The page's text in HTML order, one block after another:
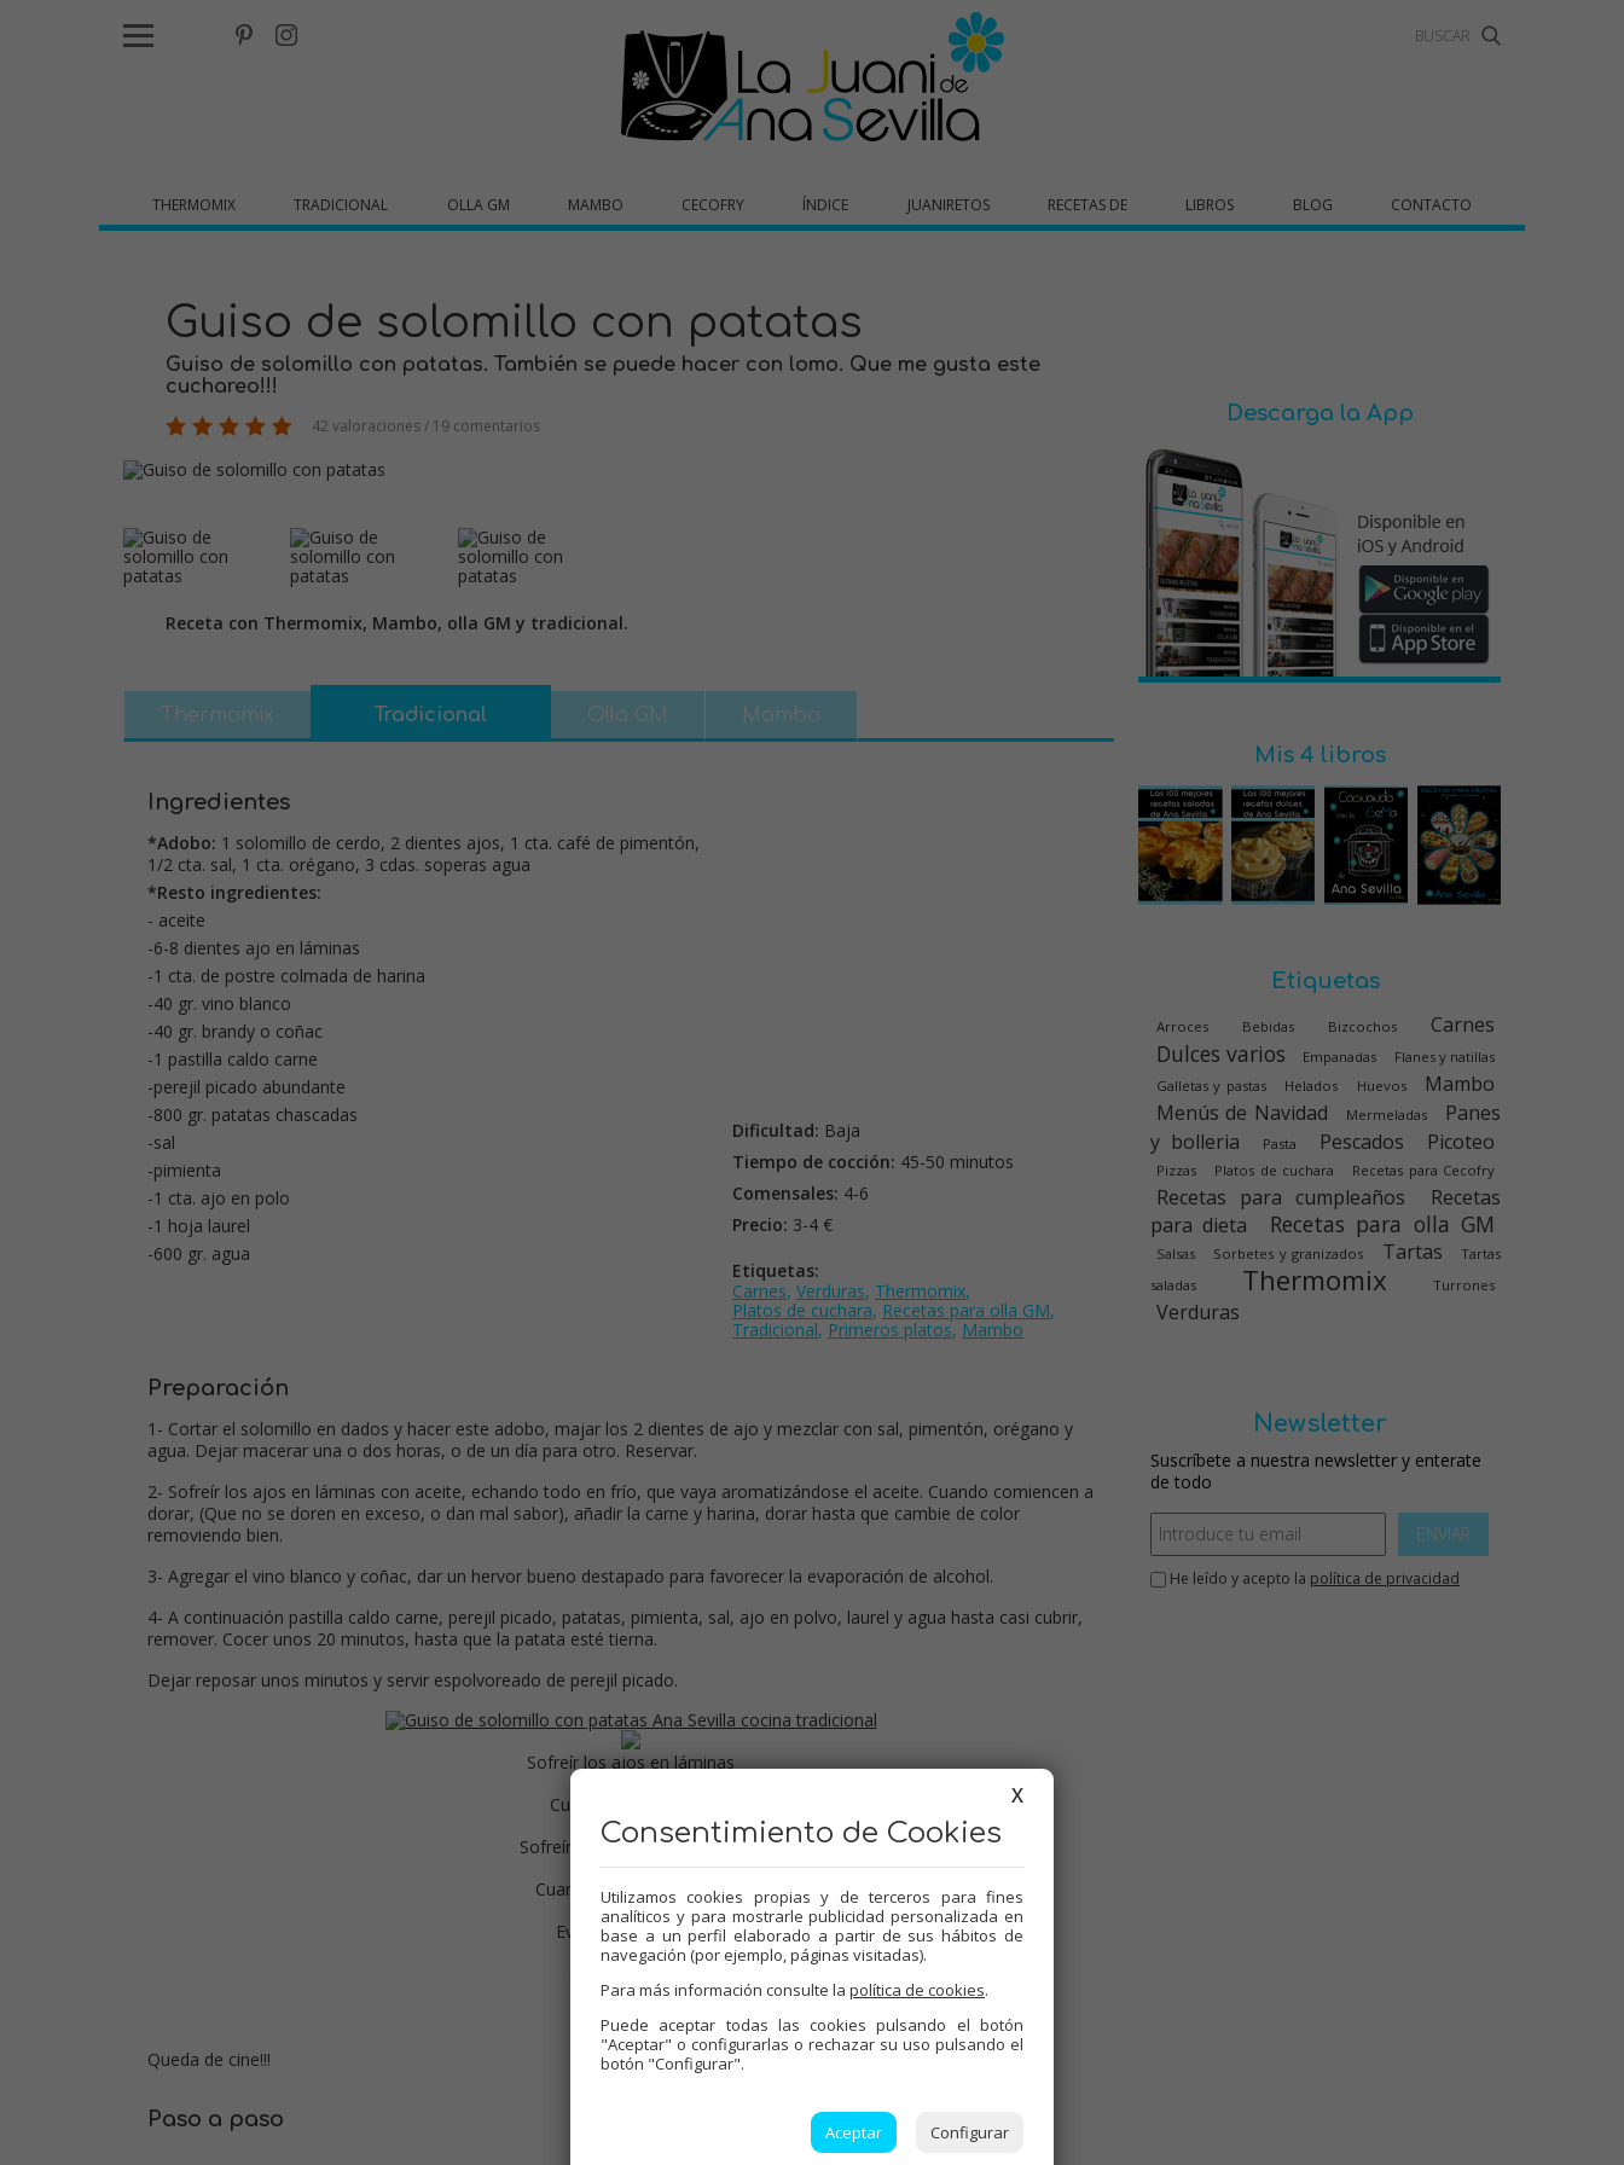
THERMOMIX TRADICIONAL OLLA GM MAMBO CECOFRY ÍNDICE JUANIRETOS RECETAS DE LIBROS BLOG CONTACTO
Guiso de solomillo con patatas
Guiso de solomillo con patatas. También se puede hacer con lomo. Que me gusta este
cuchareo!!!
42 valoraciones / 19 comentarios
Receta con Thermomix, Mambo, olla GM y tradicional.
Thermomix Tradicional Olla GM Mambo
Ingredientes
*Adobo: 1 solomillo de cerdo, 2 dientes ajos, 1 cta. café de pimentón,
1/2 cta. sal, 1 cta. orégano, 3 cdas. soperas agua
*Resto ingredientes:
- aceite
-6-8 dientes ajo en láminas
-1 cta. de postre colmada de harina
-40 gr. vino blanco
-40 gr. brandy o coñac
-1 pastilla caldo carne
-perejil picado abundante
-800 gr. patatas chascadas
-sal
-pimienta
-1 cta. ajo en polo
-1 hoja laurel
-600 gr. agua
Dificultad: Baja
Tiempo de cocción: 45-50 minutos
Comensales: 4-6
Precio: 3-4 €
Etiquetas:
Carnes, Verduras, Thermomix,
Platos de cuchara, Recetas para olla GM,
Tradicional, Primeros platos, Mambo
Preparación
1- Cortar el solomillo en dados y hacer este adobo, majar los 2 dientes de ajo y mezclar con sal, pimentón, orégano y
agua. Dejar macerar una o dos horas, o de un día para otro. Reservar.
2- Sofreír los ajos en láminas con aceite, echando todo en frío, que vaya aromatizándose el aceite. Cuando comiencen a
dorar, (Que no se doren en exceso, o dan mal sabor), añadir la carne y harina, dorar hasta que cambie de color
removiendo bien.
3- Agregar el vino blanco y coñac, dar un hervor bueno destapado para favorecer la evaporación de alcohol.
4- A continuación pastilla caldo carne, perejil picado, patatas, pimienta, sal, ajo en polvo, laurel y agua hasta casi cubrir,
remover. Cocer unos 20 minutos, hasta que la patata esté tierna.
Dejar reposar unos minutos y servir espolvoreado de perejil picado.
Sofreír los ajos en láminas
Cuando tomen color
Sofreír la carne con la harina
Cuando cambie de color
Evaporar el alcohol
Y reposar
Queda de cine!!!
Paso a paso
Descarga la App
Mis 4 libros
Etiquetas
Arroces Bebidas Bizcochos Carnes
Dulces varios Empanadas
Flanes y natillas
Galletas y pastas
Helados Huevos
Mambo
Menús de Navidad
Mermeladas
Panes
y bolleria
Pasta Pescados Picoteo
Pizzas Platos de cuchara Recetas para Cecofry
Recetas para cumpleaños
Recetas
para dieta
Recetas para olla GM
Salsas Sorbetes y granizados Tartas
Tartas
saladas
Thermomix Turrones
Verduras
Newsletter
Suscríbete a nuestra newsletter y enterate
de todo
ENVIAR
He leído y acepto la política de privacidad
X
Consentimiento de Cookies
Utilizamos cookies propias y de terceros para fines
analíticos y para mostrarle publicidad personalizada en
base a un perfil elaborado a partir de sus hábitos de
navegación (por ejemplo, páginas visitadas).
Para más información consulte la política de cookies.
Puede aceptar todas las cookies pulsando el botón
"Aceptar" o configurarlas o rechazar su uso pulsando el
botón "Configurar".
Aceptar Configurar